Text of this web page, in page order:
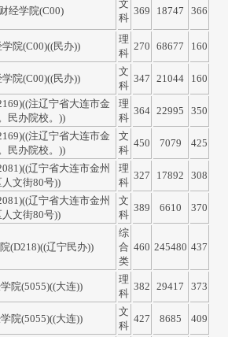
经学院(C00)
文
科
369 18747 366
院(C00)((民办))
理
科
270 68677 160
院(C00)((民办))
文
科
347 21044 160
注辽宁省大连市金
民办院校。))
理
科
364 22995 350
注辽宁省大连市金
民办院校。))
文
科
450 7079 425
辽宁省大连市金州
人文街80号))
理
科
327 17892 308
辽宁省大连市金州
人文街80号))
文
科
389 6610 370
(D218)((辽宁民办))
综
合
类
460 245480 437
院(5055)((大连))
理
科
382 29417 373
院(5055)((大连))
文
科
427 8685 409